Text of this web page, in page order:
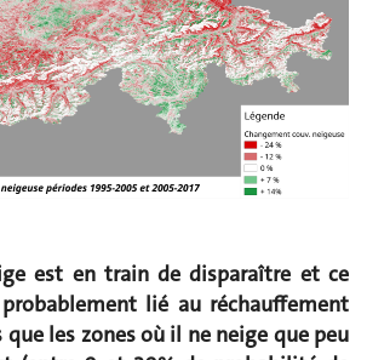
est en train de disparaître et ce
lié au réchauffement
les zones où il ne neige que peu